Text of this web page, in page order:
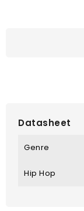
Datasheet
Genre
Hip Hop